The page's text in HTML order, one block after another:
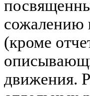
сожалению
(кроме
движения.